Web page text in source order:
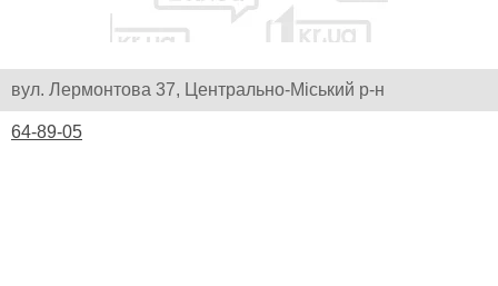
вул. Лермонтова 37, Центрально-Міський р-н
64-89-05